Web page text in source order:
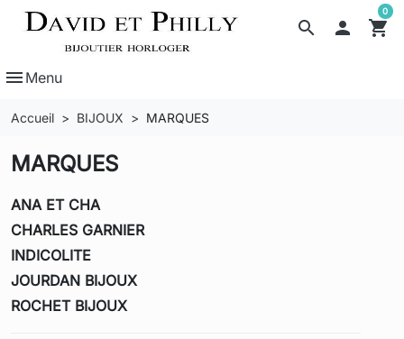
search  shopping_cart
0
menu Menu
Accueil BIJOUX MARQUES
MARQUES
ANA ET CHA
CHARLES GARNIER
INDICOLITE
JOURDAN BIJOUX
ROCHET BIJOUX